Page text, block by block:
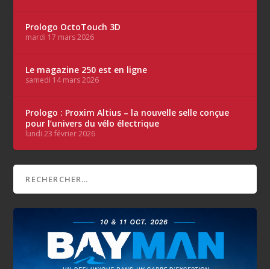
Prologo OctoTouch 3D
mardi 17 mars 2026
Le magazine 250 est en ligne
samedi 14 mars 2026
Prologo : Proxim Altius – la nouvelle selle conçue
pour l’univers du vélo électrique
lundi 23 février 2026